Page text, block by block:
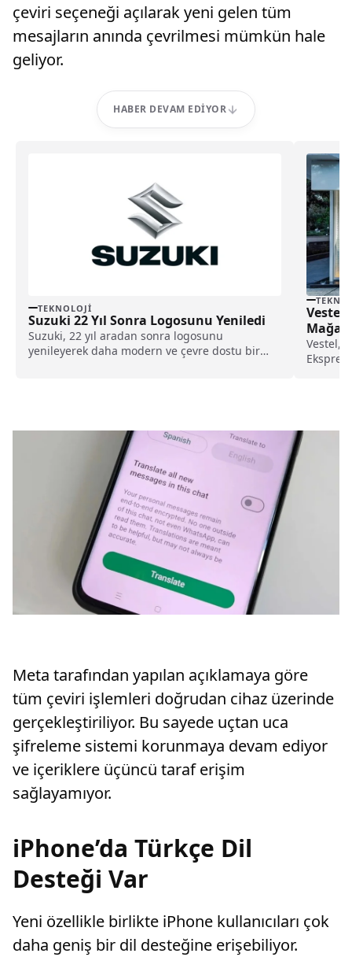
çeviri seçeneği açılarak yeni gelen tüm
mesajların anında çevrilmesi mümkün hale
geliyor.
HABER DEVAM EDIYOR
TEKNOLOJI
Suzuki 22 Yıl Sonra Logosunu Yeniledi
Suzuki, 22 yıl aradan sonra logosunu
yenileyerek daha modern ve çevre dostu bir
Vestel,
Meta tarafından yapılan açıklamaya göre
tüm çeviri işlemleri doğrudan cihaz üzerinde
gerçekleştiriliyor. Bu sayede uçtan uca
şifreleme sistemi korunmaya devam ediyor
ve içeriklere üçüncü taraf erişim
sağlayamıyor.
iPhone’da Türkçe Dil
Desteği Var
Yeni özellikle birlikte iPhone kullanıcıları çok
daha geniş bir dil desteğine erişebiliyor.